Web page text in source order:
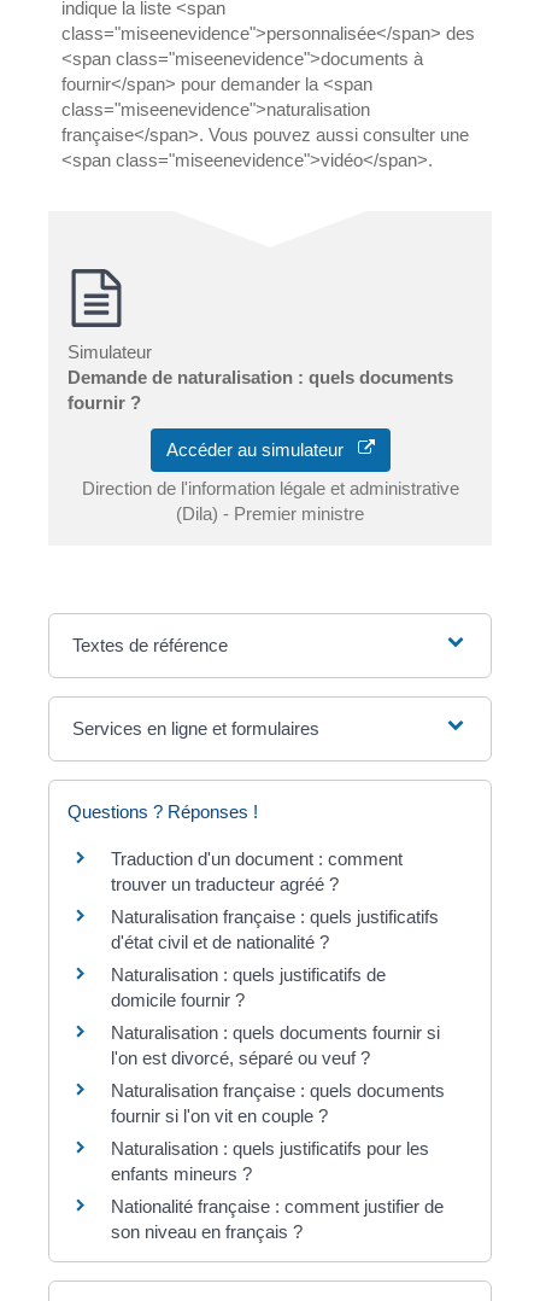
indique la liste <span
class="miseenevidence">personnalisée</span> des
<span class="miseenevidence">documents à
fournir</span> pour demander la <span
class="miseenevidence">naturalisation
française</span>. Vous pouvez aussi consulter une
<span class="miseenevidence">vidéo</span>.
Simulateur
Demande de naturalisation : quels documents
fournir ?
Accéder au simulateur
Direction de l'information légale et administrative
(Dila) - Premier ministre
Textes de référence
Services en ligne et formulaires
Questions ? Réponses !
Traduction d'un document : comment
trouver un traducteur agréé ?
Naturalisation française : quels justificatifs
d'état civil et de nationalité ?
Naturalisation : quels justificatifs de
domicile fournir ?
Naturalisation : quels documents fournir si
l'on est divorcé, séparé ou veuf ?
Naturalisation française : quels documents
fournir si l'on vit en couple ?
Naturalisation : quels justificatifs pour les
enfants mineurs ?
Nationalité française : comment justifier de
son niveau en français ?